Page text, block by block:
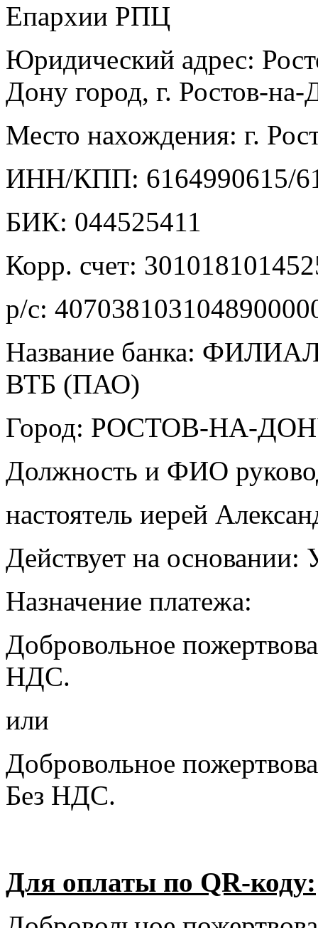
Епархии РПЦ
Юридический адрес:
Дону город, г. Ростов-
Место нахождения: г.
ИНН/КПП: 6164990615/
БИК: 044525411
Корр. счет:
р/с:
Название банка:
ВТБ (ПАО)
Город: РОСТОВ-НА-
Должность и ФИО
настоятель иерей
Действует на основании:
Назначение платежа:
Добровольное
НДС.
или
Добровольное
Без НДС.
Для оплаты по QR-коду: